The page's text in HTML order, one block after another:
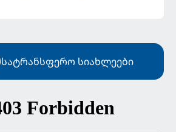
სატრანსფერო სიახლეები